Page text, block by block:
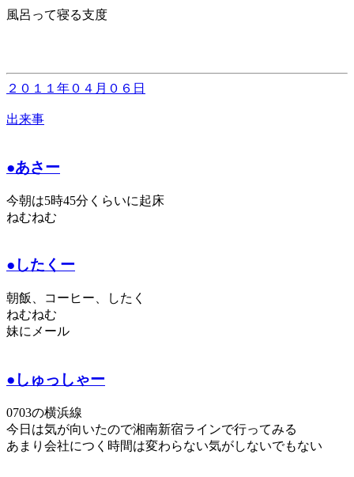
風呂って寝る支度
２０１１年０４月０６日
出来事
●あさー
今朝は5時45分くらいに起床
ねむねむ
●したくー
朝飯、コーヒー、したく
ねむねむ
妹にメール
●しゅっしゃー
0703の横浜線
今日は気が向いたので湘南新宿ラインで行ってみる
あまり会社につく時間は変わらない気がしないでもない